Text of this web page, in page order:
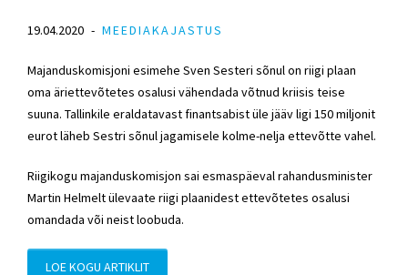
19.04.2020 MEEDIAKAJASTUS
Majanduskomisjoni esimehe Sven Sesteri sõnul on riigi plaan
oma äriettevõtetes osalusi vähendada võtnud kriisis teise
suuna. Tallinkile eraldatavast finantsabist üle jääv ligi 150 miljonit
eurot läheb Sestri sõnul jagamisele kolme-nelja ettevõtte vahel.
Riigikogu majanduskomisjon sai esmaspäeval rahandusminister
Martin Helmelt ülevaate riigi plaanidest ettevõtetes osalusi
omandada või neist loobuda.
LOE KOGU ARTIKLIT